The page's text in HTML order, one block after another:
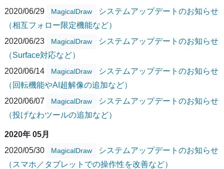
2020/06/29
MagicalDraw
システムアップデートのお知らせ
（相互フォロー限定機能など）
2020/06/23
MagicalDraw
システムアップデートのお知らせ
（Surface対応など）
2020/06/14
MagicalDraw
システムアップデートのお知らせ
（回転機能やAI超解像の追加など）
2020/06/07
MagicalDraw
システムアップデートのお知らせ
（投げなわツールの追加など）
2020年 05月
2020/05/30
MagicalDraw
システムアップデートのお知らせ
（スマホ／タブレットでの操作性を改善など）